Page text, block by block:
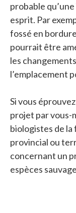
probable
esprit. Par
fossé en
pourrait être
les
l’emplacement
Si vous
projet par vous-
biologistes de la
provincial ou
concernant un
espèces